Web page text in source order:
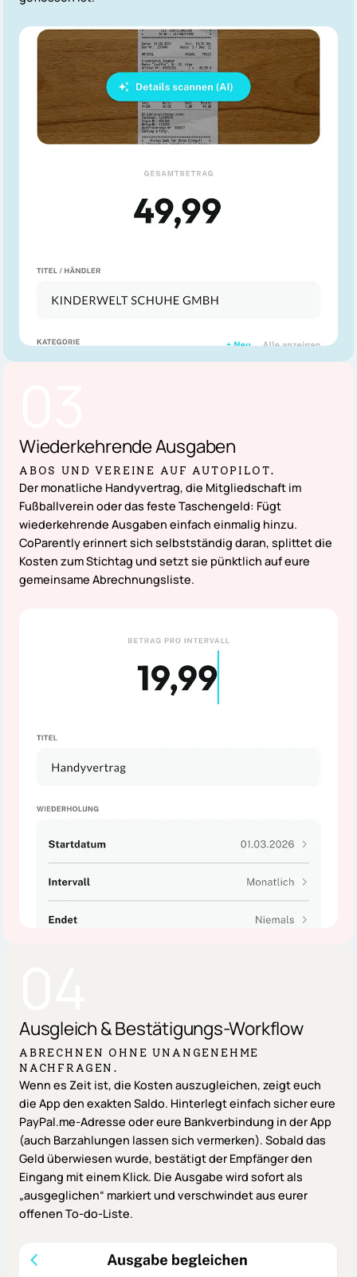
WiederkehrendeAusgaben
ABOS UND VEREINE AUF AUTOPILOT.
Der monatliche Handyvertrag, die Mitgliedschaft im
Fußballverein oder das feste Taschengeld: Fügt
wiederkehrende Ausgaben einfach einmalig hinzu.
CoParently erinnert sich selbstständig daran, splittet die
Kosten zum Stichtag und setzt sie pünktlich auf eure
gemeinsame Abrechnungsliste.
Ausgleich&Bestätigungs-Workflow
ABRECHNEN OHNE UNANGENEHME
NACHFRAGEN.
Wenn es Zeit ist, die Kosten auszugleichen, zeigt euch
die App den exakten Saldo. Hinterlegt einfach sicher eure
PayPal.me-Adresse oder eure Bankverbindung in der App
(auch Barzahlungen lassen sich vermerken). Sobald das
Geld überwiesen wurde, bestätigt der Empfänger den
Eingang mit einem Klick. Die Ausgabe wird sofort als
„ausgeglichen“ markiert und verschwindet aus eurer
offenen To-do-Liste.